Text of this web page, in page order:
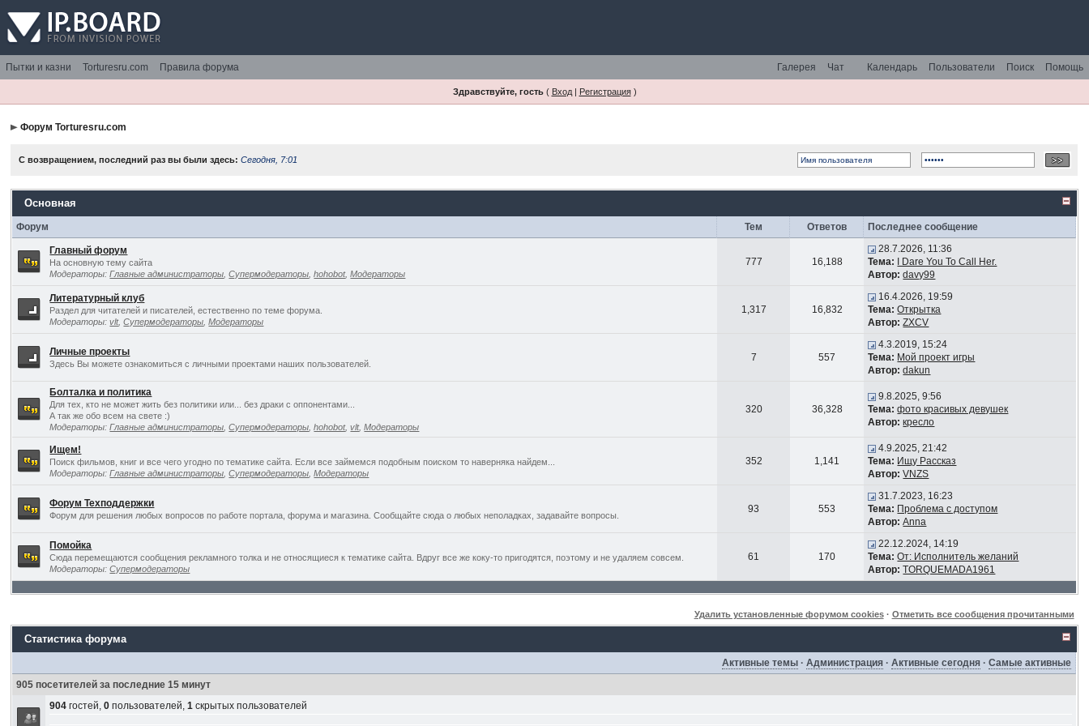
Пытки и казни Torturesru.com Правила форума Помощь
Поиск
Пользователи
Календарь
Чат
Галерея
Здравствуйте, гость( Вход| Регистрация)
Форум Torturesru.com
С возвращением, последний раз вы были здесь:Сегодня, 7:01
Основная
Форум Тем Ответов Последнее сообщение
Главный форум
На основную тему сайта
Модераторы:Главные администраторы ,Супермодераторы ,hohobot,Модераторы
777 16,188
28.7.2026, 11:36
Тема:
I Dare You To Call Her.
Автор: davy99
Литературный клуб
Раздел для читателей и писателей, естественно по теме форума.
Модераторы:vlt,Супермодераторы ,Модераторы
1,317 16,832
16.4.2026, 19:59
Тема: Открытка
Автор: ZXCV
Личные проекты
Здесь Вы можете ознакомиться с личными проектами наших пользователей.
7 557
4.3.2019, 15:24
Тема: Мой проект игры
Автор: dakun
Болталка и политика
Для тех, кто не может жить без политики или... без драки с оппонентами...
А так же обо всем на свете :)
Модераторы:Главные администраторы ,Супермодераторы ,hohobot,vlt,Модераторы
320 36,328
9.8.2025, 9:56
Тема: фото красивых девушек
Автор: кресло
Ищем!
Поиск фильмов, книг и все чего угодно по тематике сайта. Если все займемся подобным поиском то наверняка найдем...
Модераторы:Главные администраторы ,Супермодераторы ,Модераторы
352 1,141
4.9.2025, 21:42
Тема: Ищу Рассказ
Автор: VNZS
Форум Техподдержки
Форум для решения любых вопросов по работе портала, форума и магазина. Сообщайте сюда о любых неполадках, задавайте вопросы.
93 553
31.7.2023, 16:23
Тема: Проблема с доступом
Автор: Anna
Помойка
Сюда перемещаются сообщения рекламного толка и не относящиеся к тематике сайта. Вдруг все же коку-то пригодятся, поэтому и не удаляем совсем.
Модераторы:Супермодераторы
61 170
22.12.2024, 14:19
Тема: От: Исполнитель желаний
Автор: TORQUEMADA1961
Удалить установленные форумом cookies· Отметить все сообщения прочитанными
Статистика форума
Активные темы ·Администрация ·Активные сегодня ·Самые активные
905 посетителей за последние 15 минут
904 гостей,0 пользователей,1 скрытых пользователей